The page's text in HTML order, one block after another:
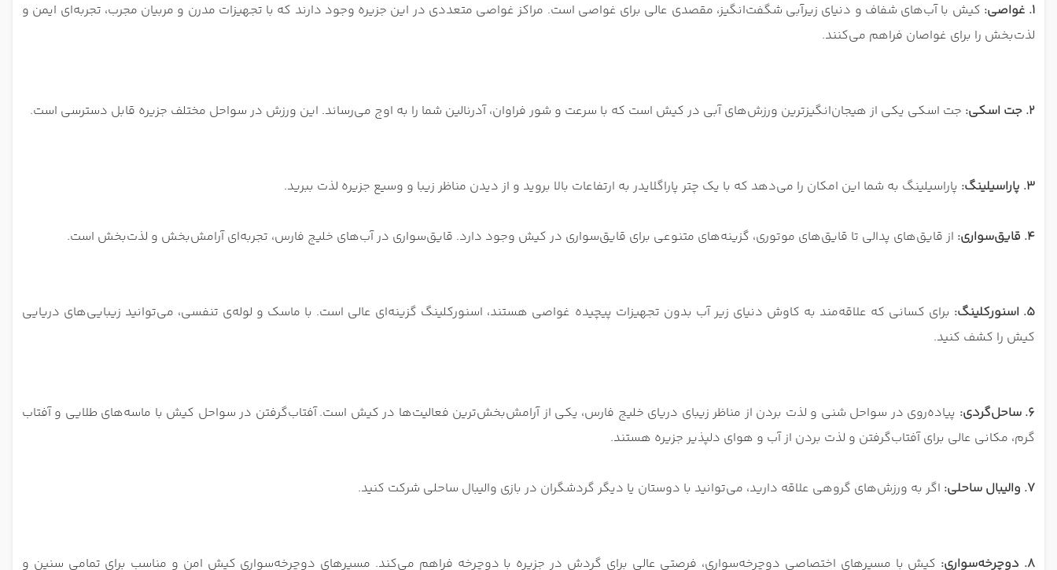
1. غواصی:
کیش با آب‌های شفاف و دنیای زیرآبی شگفت‌انگیز، مقصدی عالی برای غواصی است. مراکز غواصی متعددی در این جزیره وجود دارند که با تجهیزات مدرن و مربیان مجرب، تجربه‌ای ایمن و
لذت‌بخش را برای غواصان فراهم می‌کنند.
2. جت اسکی: جت اسکی یکی از هیجان‌انگیزترین ورزش‌های آبی در کیش است که با سرعت و شور فراوان، آدرنالین شما را به اوج می‌رساند. این ورزش در سواحل مختلف جزیره قابل دسترسی است.
3. پاراسیلینگ: پاراسیلینگ به شما این امکان را می‌دهد که با یک چتر پاراگلایدر به ارتفاعات بالا بروید و از دیدن مناظر زیبا و وسیع جزیره لذت ببرید.
4. قایق‌سواری: از قایق‌های پدالی تا قایق‌های موتوری، گزینه‌های متنوعی برای قایق‌سواری در کیش وجود دارد. قایق‌سواری در آب‌های خلیج فارس، تجربه‌ای آرامش‌بخش و لذت‌بخش است.
5. اسنورکلینگ:
برای کسانی که علاقه‌مند به کاوش دنیای زیر آب بدون تجهیزات پیچیده غواصی هستند، اسنورکلینگ گزینه‌ای عالی است. با ماسک و لوله‌ی تنفسی، می‌توانید زیبایی‌های دریایی
کیش را کشف کنید.
6. ساحل‌گردی: پیاده‌روی در سواحل شنی و لذت بردن از مناظر زیبای دریای خلیج فارس، یکی از آرامش‌بخش‌ترین فعالیت‌ها در کیش است.آفتاب‌گرفتن در سواحل کیش با ماسه‌های طلایی و آفتاب
گرم، مکانی عالی برای آفتاب‌گرفتن و لذت بردن از آب و هوای دلپذیر جزیره هستند.
7. والیبال ساحلی: اگر به ورزش‌های گروهی علاقه دارید، می‌توانید با دوستان یا دیگر گردشگران در بازی والیبال ساحلی شرکت کنید.
8. دوچرخه‌سواری: کیش با مسیرهای اختصاصی دوچرخه‌سواری، فرصتی عالی برای گردش در جزیره با دوچرخه فراهم می‌کند. مسیرهای دوچرخه‌سواری کیش امن و مناسب برای تمامی سنین و